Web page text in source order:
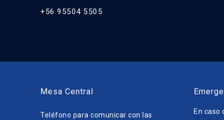
+56 95504 5505
Mesa Central
Teléfono para comunicar con las
En caso